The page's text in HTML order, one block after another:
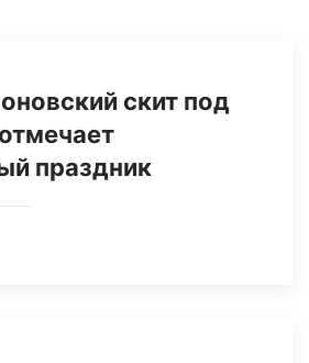
скит под
праздник